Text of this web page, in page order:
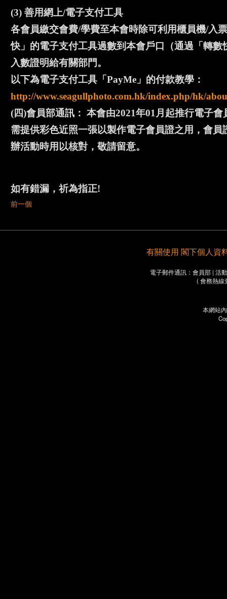
(3) 善用網上/電子支付工具
各會員繳交會費/學費至本會時除可利用櫃員機/入
快」的電子支付工具過數到本會戶口（通過「轉
入數證明給有關部門。
以下為電子支付工具「PayMe」的付款教學：
http://www.seagullphoto.com.hk/index.php/hk/
(四)會員部通訊： 本會由2021年01月起推行電子
需提供彩色近照一張以製作電子會員證之用，會
辦活動時用以核對，敬請留意。
如有錯漏，祈為指正!
前一個
有關使用 閣下個人資
電子郵件通訊：會員部 | 活
( 會務熱線
本網站